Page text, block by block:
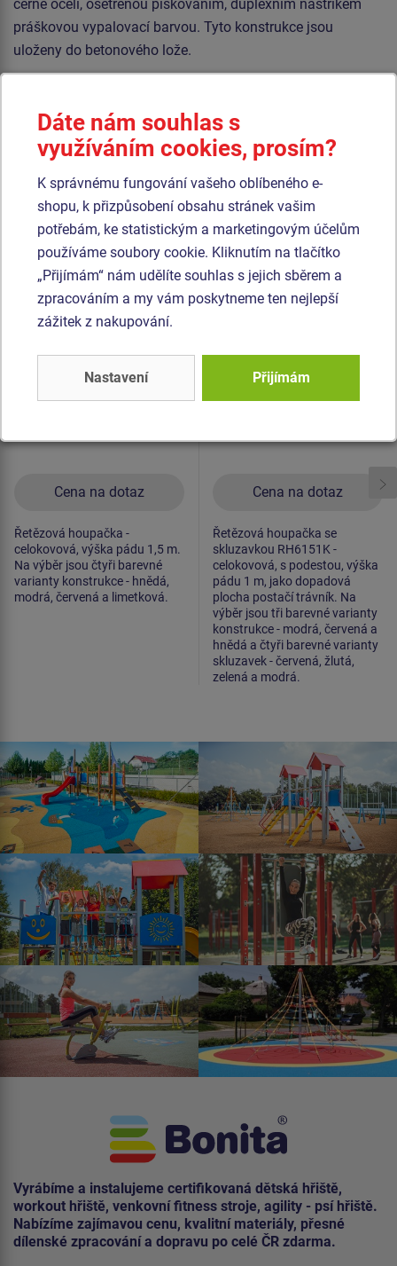
černé oceli, ošetřenou pískováním, duplexním nástřikem
práškovou vypalovací barvou. Tyto konstrukce jsou
uloženy do betonového lože.
řetězů na kovovém nosníku. Veškerý spojovací materiál je
pozinkovaný nebo nerezový.
Podobnézboží
Produkt - REH-6114K-15
Řetězová houpačka -
celokovová (v.p. 1,5 m)
Cena na dotaz
Řetězová houpačka -
celokovová, výška pádu 1,5 m.
Na výběr jsou čtyři barevné
varianty konstrukce - hnědá,
modrá, červená a limetková.
Produkt - RH-6151K-10
Řetězová houpačka se
skluzavkou RH6151K -
Cena na dotaz
Řetězová houpačka se
skluzavkou RH6151K -
celokovová, s podestou, výška
pádu 1 m, jako dopadová
plocha postačí trávník. Na
výběr jsou tři barevné varianty
konstrukce - modrá, červená a
hnědá a čtyři barevné varianty
skluzavek - červená, žlutá,
zelená a modrá.
Vyrábíme a instalujeme certifikovaná dětská hřiště,
workout hřiště, venkovní fitness stroje, agility - psí hřiště.
Nabízíme zajímavou cenu, kvalitní materiály, přesné
dílenské zpracování a dopravu po celé ČR zdarma.
Dáte nám souhlas s
využíváním cookies, prosím?
K správnému fungování vašeho oblíbeného e-
shopu, k přizpůsobení obsahu stránek vašim
potřebám, ke statistickým a marketingovým účelům
používáme soubory cookie. Kliknutím na tlačítko
„Přijímám“ nám udělíte souhlas s jejich sběrem a
zpracováním a my vám poskytneme ten nejlepší
zážitek z nakupování.
Nastavení Přijímám